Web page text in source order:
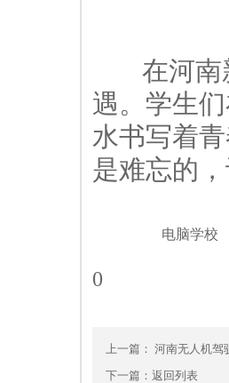
在河南新
遇。学生
水书写着
是难忘的
电脑学校
0
上一篇： 河南无人机驾
下一篇： 返回列表